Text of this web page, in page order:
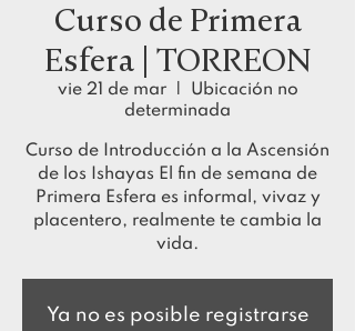
Curso de Primera
Esfera | TORREON
vie 21 de mar
  |
Ubicación no
determinada
Curso de Introducción a la Ascensión
de los Ishayas El fin de semana de
Primera Esfera es informal, vivaz y
placentero, realmente te cambia la
vida.
Ya no es posible registrarse